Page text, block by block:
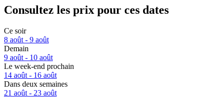
Consultez les prix pour ces dates
Ce soir
8 août - 9 août
Demain
9 août - 10 août
Le week-end prochain
14 août - 16 août
Dans deux semaines
21 août - 23 août